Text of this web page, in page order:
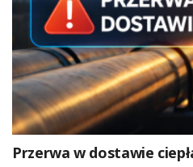
Przerwa w dostawie